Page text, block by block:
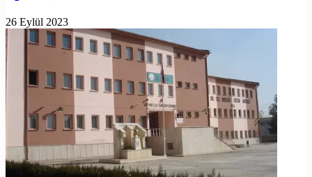
26 Eylül 2023